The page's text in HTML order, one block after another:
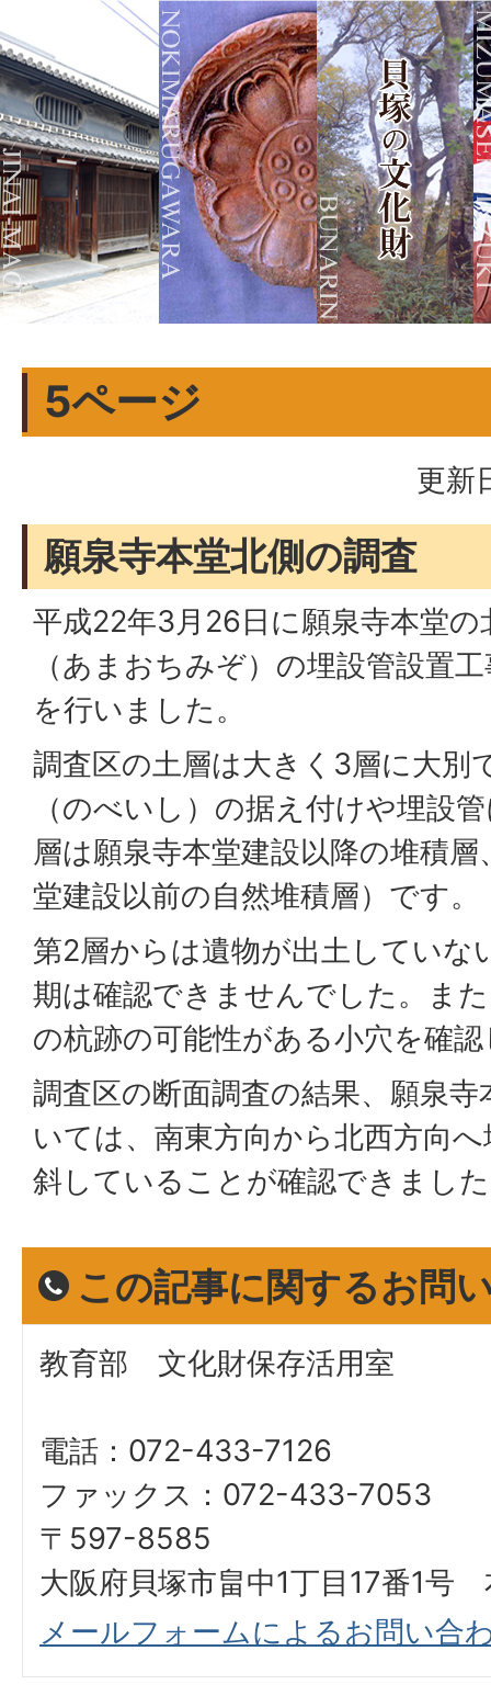
5ページ
更新
願泉寺本堂北側の調査
平成22年3月26日に願泉寺本堂の
（あまおちみぞ）の埋設管設置
を行いました。
調査区の土層は大きく3層に大別
（のべいし）の据え付けや埋設
層は願泉寺本堂建設以降の堆積
堂建設以前の自然堆積層）です。
第2層からは遺物が出土していな
期は確認できませんでした。ま
の杭跡の可能性がある小穴を確
調査区の断面調査の結果、願泉
いては、南東方向から北西方向
斜していることが確認できまし
この記事に関するお問
教育部 文化財保存活用室
電話：072-433-7126
ファックス：072-433-7053
〒597-8585
大阪府貝塚市畠中1丁目17番1号
メールフォームによるお問い合